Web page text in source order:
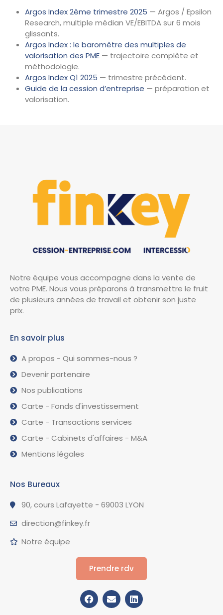
Argos Index 2ème trimestre 2025 — Argos / Epsilon
Research, multiple médian VE/EBITDA sur 6 mois
glissants.
Argos Index : le baromètre des multiples de
valorisation des PME — trajectoire complète et
méthodologie.
Argos Index Q1 2025 — trimestre précédent.
Guide de la cession d’entreprise — préparation et
valorisation.
Notre équipe vous accompagne dans la vente de
votre PME. Nous vous préparons à transmettre le fruit
de plusieurs années de travail et obtenir son juste
prix.
En savoir plus
A propos - Qui sommes-nous ?
Devenir partenaire
Nos publications
Carte - Fonds d'investissement
Carte - Transactions services
Carte - Cabinets d'affaires - M&A
Mentions légales
Nos Bureaux
90, cours Lafayette - 69003 LYON
direction@finkey.fr
Notre équipe
Prendre rdv